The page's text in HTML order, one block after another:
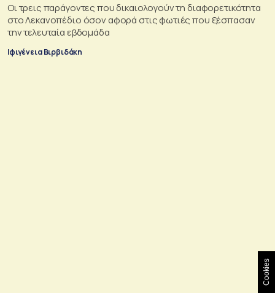
Oι τρεις παράγοντες που δικαιολογούν τη διαφορετικότητα
στο Λεκανοπέδιο όσον αφορά στις φωτιές που ξέσπασαν
την τελευταία εβδομάδα
Ιφιγένεια Βιρβιδάκη
Cookies